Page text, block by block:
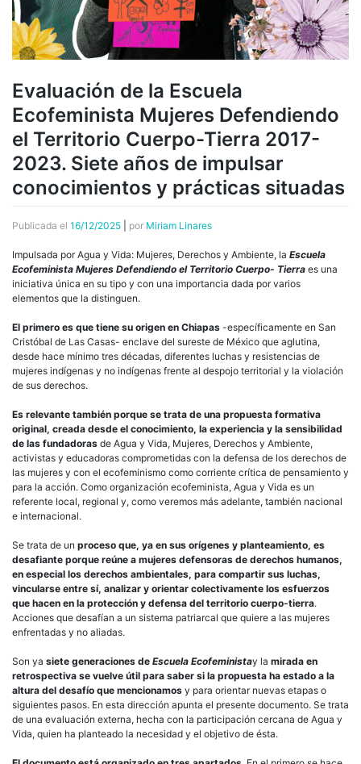
Evaluación de la Escuela
Ecofeminista Mujeres Defendiendo
el Territorio Cuerpo-Tierra 2017-
2023. Siete años de impulsar
conocimientos y prácticas situadas
Publicada el 16/12/2025 por Miriam Linares
Impulsada por Agua y Vida: Mujeres, Derechos y Ambiente, la Escuela
Ecofeminista Mujeres Defendiendo el Territorio Cuerpo- Tierra es una
iniciativa única en su tipo y con una importancia dada por varios
elementos que la distinguen.
El primero es que tiene su origen en Chiapas -específicamente en San
Cristóbal de Las Casas- enclave del sureste de México que aglutina,
desde hace mínimo tres décadas, diferentes luchas y resistencias de
mujeres indígenas y no indígenas frente al despojo territorial y la violación
de sus derechos.
Es relevante también porque se trata de una propuesta formativa
original, creada desde el conocimiento, la experiencia y la sensibilidad
de las fundadoras de Agua y Vida, Mujeres, Derechos y Ambiente,
activistas y educadoras comprometidas con la defensa de los derechos de
las mujeres y con el ecofeminismo como corriente crítica de pensamiento y
para la acción. Como organización ecofeminista, Agua y Vida es un
referente local, regional y, como veremos más adelante, también nacional
e internacional.
Se trata de un proceso que, ya en sus orígenes y planteamiento, es
desafiante porque reúne a mujeres defensoras de derechos humanos,
en especial los derechos ambientales, para compartir sus luchas,
vincularse entre sí, analizar y orientar colectivamente los esfuerzos
que hacen en la protección y defensa del territorio cuerpo-tierra.
Acciones que desafían a un sistema patriarcal que quiere a las mujeres
enfrentadas y no aliadas.
Son ya siete generaciones de Escuela Ecofeministay la mirada en
retrospectiva se vuelve útil para saber si la propuesta ha estado a la
altura del desafío que mencionamos y para orientar nuevas etapas o
siguientes pasos. En esta dirección apunta el presente documento. Se trata
de una evaluación externa, hecha con la participación cercana de Agua y
Vida, quien ha planteado la necesidad y el objetivo de ésta.